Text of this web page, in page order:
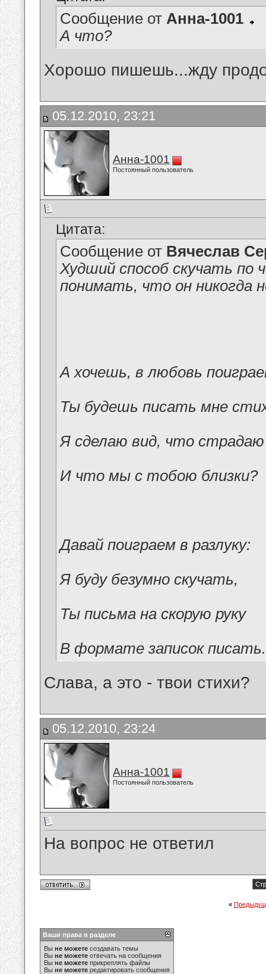
Сообщение от Анна-1001
А что?
Хорошо пишешь...жду
05.12.2010, 23:21
Анна-1001
Постоянный пользователь
Цитата:
Сообщение от Вячеслав
Худший способ скучать по
понимать, что он никогда
А хочешь, в любовь
Ты будешь писать мне
Я сделаю вид, что страдаю
И что мы с тобою близки?
Давай поиграем в разлуку:
Я буду безумно скучать,
Ты письма на скорую руку
В формате записок писать.
Слава, а это - твои стихи?
05.12.2010, 23:24
Анна-1001
Постоянный пользователь
На вопрос не ответил
«
Ваши права в разделе
Вы не можете создавать темы
Вы не можете отвечать на сообщения
Вы не можете прикреплять файлы
Вы не можете редактировать сообщения